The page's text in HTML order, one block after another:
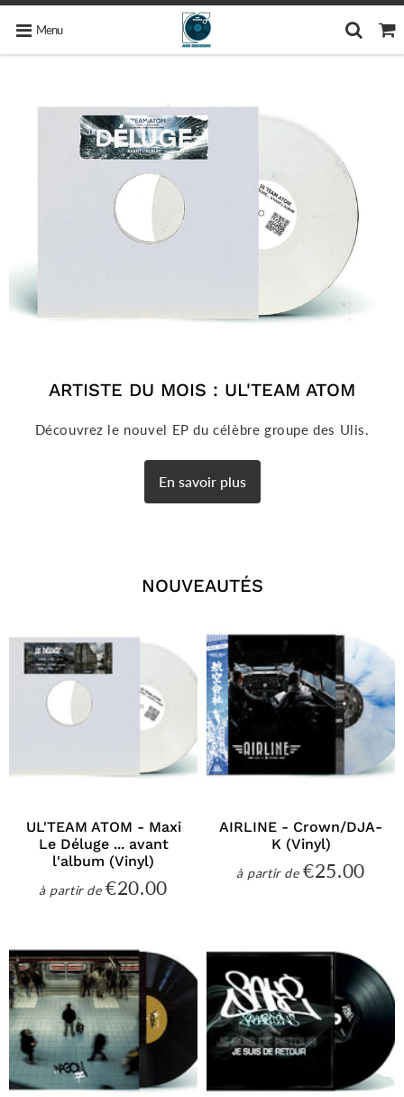
Menu
ARTISTE DU MOIS : UL'TEAM ATOM
Découvrez le nouvel EP du célèbre groupe des Ulis.
En savoir plus
NOUVEAUTÉS
UL'TEAM ATOM - Maxi
Le Déluge ... avant
l'album (Vinyl)
à partir dePrix
€20.00
AIRLINE - Crown/DJA-
K (Vinyl)
à partir dePrix
€25.00